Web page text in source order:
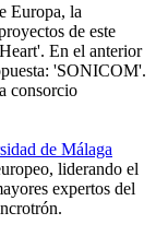
Europa, la
de este
En el anterior
'SONICOM'.
consorcio
de Málaga
liderando el
expertos del